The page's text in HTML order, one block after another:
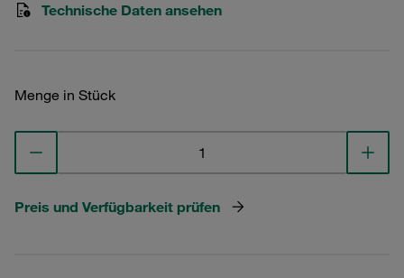
Technische Daten ansehen
Menge in Stück
Preis und Verfügbarkeit prüfen